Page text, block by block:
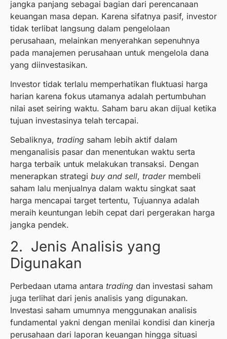
jangka panjang sebagai bagian dari perencanaan
keuangan masa depan. Karena sifatnya pasif, investor
tidak terlibat langsung dalam pengelolaan
perusahaan, melainkan menyerahkan sepenuhnya
pada manajemen perusahaan untuk mengelola dana
yang diinvestasikan.
Investor tidak terlalu memperhatikan fluktuasi harga
harian karena fokus utamanya adalah pertumbuhan
nilai aset seiring waktu. Saham baru akan dijual ketika
tujuan investasinya telah tercapai.
Sebaliknya, trading saham lebih aktif dalam
menganalisis pasar dan menentukan waktu serta
harga terbaik untuk melakukan transaksi. Dengan
menerapkan strategi buy and sell, trader membeli
saham lalu menjualnya dalam waktu singkat saat
harga mencapai target tertentu, Tujuannya adalah
meraih keuntungan lebih cepat dari pergerakan harga
jangka pendek.
2. Jenis Analisis yang
Digunakan
Perbedaan utama antara trading dan investasi saham
juga terlihat dari jenis analisis yang digunakan.
Investasi saham umumnya menggunakan analisis
fundamental yakni dengan menilai kondisi dan kinerja
perusahaan dari laporan keuangan hingga situasi